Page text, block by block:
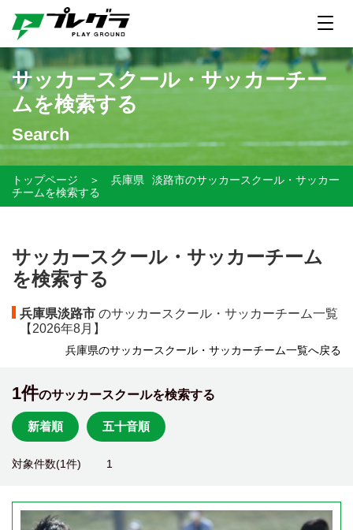
サッカースクール・サッカーチー
ムを検索する
Search
トップページ ＞ 兵庫県
淡路市のサッカースクール・サッカー
チームを検索する
サッカースクール・サッカーチーム
を検索する
兵庫県淡路市 のサッカースクール・サッカーチーム一覧
【 2026年8月】
兵庫県のサッカースクール・サッカーチーム一覧へ戻る
1件のサッカースクールを検索する
新着順 五十音順
対象件数(1件) 1